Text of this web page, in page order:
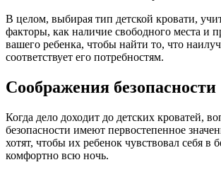
В целом, выбирая тип детской кровати,
факторы, как наличие свободного места и
вашего ребенка, чтобы найти то, что
соответствует его потребностям.
Соображения безопасности
Когда дело доходит до детских кроватей,
безопасности имеют первостепенное
хотят, чтобы их ребенок чувствовал себя в
комфортно всю ночь.